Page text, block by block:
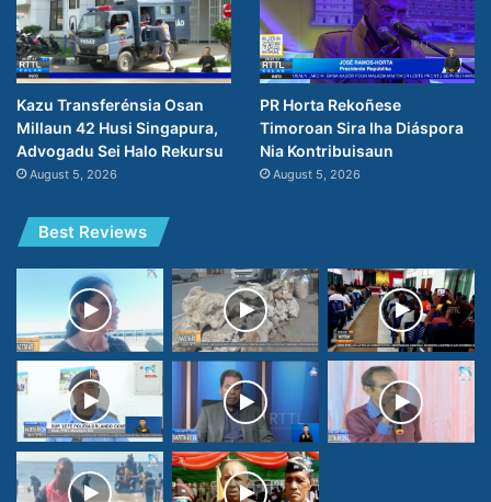
Kazu Transferénsia Osan
Millaun 42 Husi Singapura,
Advogadu Sei Halo Rekursu
August 5, 2026
PR Horta Rekoñese
Timoroan Sira Iha Diáspora
Nia Kontribuisaun
August 5, 2026
Best Reviews